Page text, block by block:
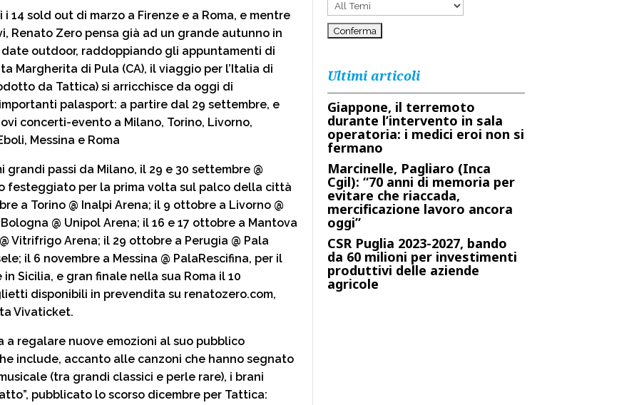
i 14 sold out di marzo a Firenze e a Roma, e mentre
Renato Zero pensa già ad un grande autunno in
date outdoor, raddoppiando gli appuntamenti di
Margherita di Pula (CA), il viaggio per l’Italia di
da Tattica) si arricchisce da oggi di
palasport: a partire dal 29 settembre, e
concerti-evento a Milano, Torino, Livorno,
Messina e Roma
grandi passi da Milano, il 29 e 30 settembre @
festeggiato per la prima volta sul palco della città
a Torino @ Inalpi Arena; il 9 ottobre a Livorno @
@ Unipol Arena; il 16 e 17 ottobre a Mantova
Vitrifrigo Arena; il 29 ottobre a Perugia @ Pala
il 6 novembre a Messina @ PalaRescifina, per il
Sicilia, e gran finale nella sua Roma il 10
disponibili in prevendita su renatozero.com,
Vivaticket.
a regalare nuove emozioni al suo pubblico
include, accanto alle canzoni che hanno segnato
(tra grandi classici e perle rare), i brani
pubblicato lo scorso dicembre per Tattica:
Ultimi articoli
Giappone, il terremoto
durante l’intervento in sala
operatoria: i medici eroi non si
fermano
Marcinelle, Pagliaro (Inca
Cgil): “70 anni di memoria per
evitare che riaccada,
mercificazione lavoro ancora
oggi”
CSR Puglia 2023-2027, bando
da 60 milioni per investimenti
produttivi delle aziende
agricole